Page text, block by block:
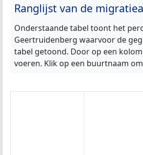
Ranglijst van de
Onderstaande tabel toont het
Geertruidenberg waarvoor de
tabel getoond. Door op een
voeren. Klik op een buurtnaam